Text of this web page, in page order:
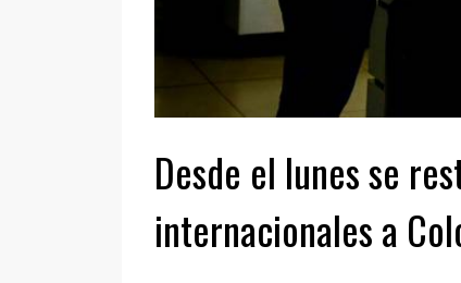
Desde el lunes se
internacionales a